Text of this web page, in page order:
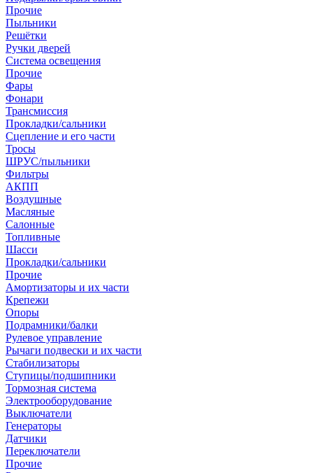
Прочие
Пыльники
Решётки
Ручки дверей
Система освещения
Прочие
Фары
Фонари
Трансмиссия
Прокладки/сальники
Сцепление и его части
Тросы
ШРУС/пыльники
Фильтры
АКПП
Воздушные
Масляные
Салонные
Топливные
Шасси
Прокладки/сальники
Прочие
Амортизаторы и их части
Крепежи
Опоры
Подрамники/балки
Рулевое управление
Рычаги подвески и их части
Стабилизаторы
Ступицы/подшипники
Тормозная система
Электрооборудование
Выключатели
Генераторы
Датчики
Переключатели
Прочие